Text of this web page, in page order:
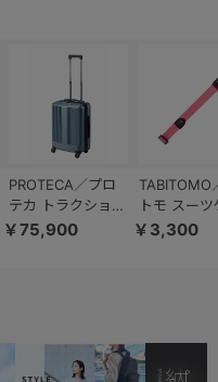
PROTECA／プロ
テカ トラクション
2 スーツケース 日
￥75,900
TABITOMO
トモ スー
ベルト
￥3,300